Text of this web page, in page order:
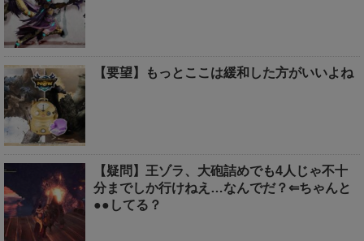
【要望】もっとここは緩和した方がいいよね
【疑問】王ゾラ、大砲詰めでも4人じゃ不十
分までしか行けねえ…なんでだ？⇐ちゃんと
●●してる？